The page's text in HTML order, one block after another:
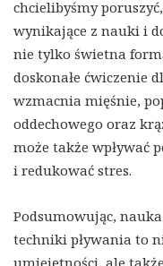
chcielibyśmy
wynikające z nauki i
nie tylko świetna
doskonałe ćwiczenie
wzmacnia mięśnie,
oddechowego oraz
może także wpływać
i redukować stres.
Podsumowując,
techniki pływania to
umiejętności, ale